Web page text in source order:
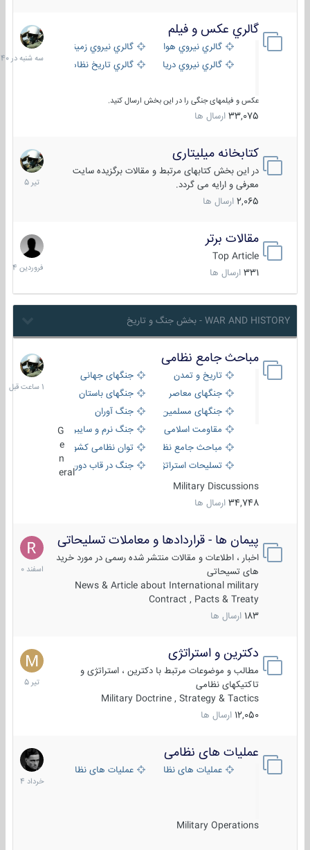
گالري عكس و فيلم
گالري نيروي هوايي
گالري نيروي زميني
گالري نيروي دريايي
گالري تاریخ نظامی
عکس و فیلمهای جنگی را در این بخش ارسال کنید.
33,075 ارسال ها
سه
شنبه
در
کتابخانه میلیتاری
در این بخش کتابهای مرتبط و مقالات برگزیده سایت
معرفی و ارایه می گردد.
2,065 ارسال ها
16
تیر
1405
مقالات برتر
Top Article
331 ارسال ها
29
فروردین
1404
WAR AND HISTORY - بخش جنگ و تاریخ
مباحث جامع نظامی
تاریخ و تمدن
جنگهای جهانی
جنگهای معاصر
جنگهای باستان
جنگهای مسلمین
جنگ آوران
مقاومت اسلامی
جنگ نرم و سایبری
مباحث جامع نظامی
توان نظامی کشورها
تسلیحات استراتژیک
جنگ در قاب دوربین
eral
Military Discussions
34,748 ارسال ها
1
ساعت
قبل
پیمان ها - قراردادها و معاملات تسلیحاتی
اخبار ، اطلاعات و مقالات منتشر شده رسمی در مورد خرید
های تسیحاتی
News & Article about International military
Contract , Pacts & Treaty
183 ارسال ها
7
اسفند
1400
دکترین و استراتژی
مطالب و موضوعات مرتبط با دکترین ، استراتژی و
تاکتیکهای نظامی
Military Doctrine , Strategy & Tactics
12,050 ارسال ها
27
تیر
1405
عملیات های نظامی
عملیات های نظامی ایرانعملیات های نظامی خارجی
Military Operations
5
خرداد
1404